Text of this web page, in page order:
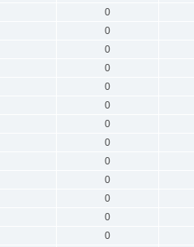
0
0
0
0
0
0
0
0
0
0
0
0
0